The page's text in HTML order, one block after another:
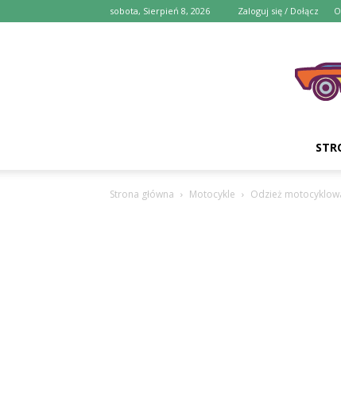
sobota, Sierpień 8, 2026 Zaloguj się / Dołącz
Strona główna Motocykle Odzież